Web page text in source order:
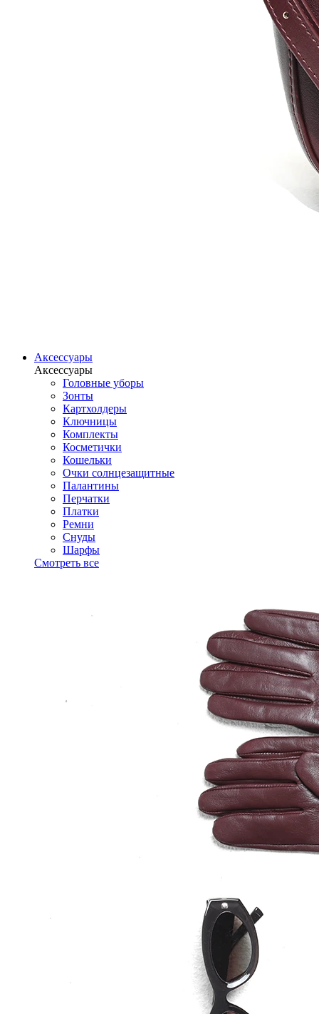
Аксессуары
Аксессуары
Головные уборы
Зонты
Картхолдеры
Ключницы
Комплекты
Косметички
Кошельки
Очки солнцезащитные
Палантины
Перчатки
Платки
Ремни
Снуды
Шарфы
Смотреть все